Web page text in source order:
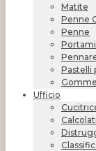
Matite
Penne
Penne
Pastelli
Gomme
Ufficio